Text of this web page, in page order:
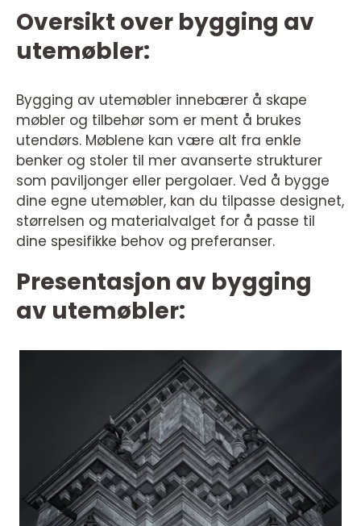
Oversikt over bygging av
utemøbler:
Bygging av utemøbler innebærer å skape
møbler og tilbehør som er ment å brukes
utendørs. Møblene kan være alt fra enkle
benker og stoler til mer avanserte strukturer
som paviljonger eller pergolaer. Ved å bygge
dine egne utemøbler, kan du tilpasse designet,
størrelsen og materialvalget for å passe til
dine spesifikke behov og preferanser.
Presentasjon av bygging
av utemøbler: